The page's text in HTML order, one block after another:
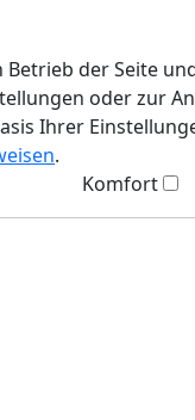
der Seite
oder zur
Ihrer
.
Komfort